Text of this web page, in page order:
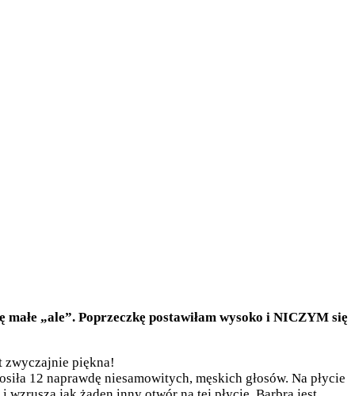
„ale”. Poprzeczkę postawiłam wysoko i NICZYM się
zwyczajnie piękna!
12 naprawdę niesamowitych, męskich głosów. Na płycie